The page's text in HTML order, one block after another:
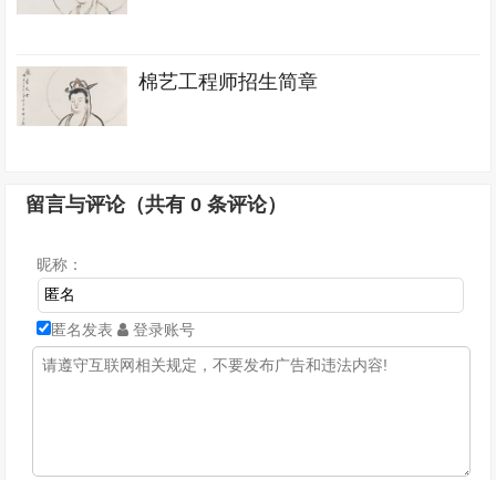
棉艺工程师招生简章
留言与评论（共有0 条评论）
昵称：
匿名发表 登录账号